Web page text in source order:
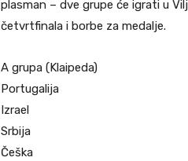
plasman – dve grupe će igrati u
četvrtfinala i borbe za medalje.
A grupa (Klaipeda)
Portugalija
Izrael
Srbija
Češka